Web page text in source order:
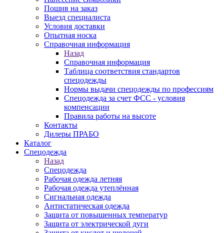
Пошив на заказ
Выезд специалиста
Условия доставки
Опытная носка
Справочная информация
Назад
Справочная информация
Таблица соответствия стандартов
спецодежды
Нормы выдачи спецодежды по профессиям
Спецодежда за счет ФСС - условия
компенсации
Правила работы на высоте
Контакты
Дилеры ПРАБО
Каталог
Спецодежда
Назад
Спецодежда
Рабочая одежда летняя
Рабочая одежда утеплённая
Сигнальная одежда
Антистатическая одежда
Защита от повышенных температур
Защита от электрической дуги